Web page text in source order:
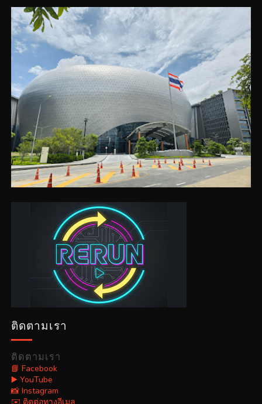
ติดตามเรา
ติดตามเรา
📘 Facebook
▶️ YouTube
📸 Instagram
✉️ ติดต่อทางอีเมล